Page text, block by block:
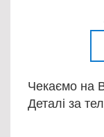
Чекаємо на
Деталі за